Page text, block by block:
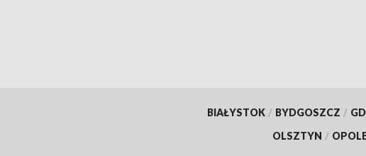
BIAŁYSTOK / BYDGOSZCZ /
OLSZTYN /